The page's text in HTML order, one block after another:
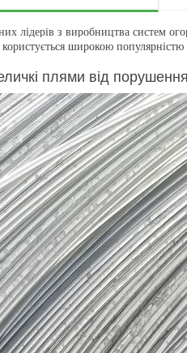
лідерів з виробництва систем
широкою популярністю
плями від